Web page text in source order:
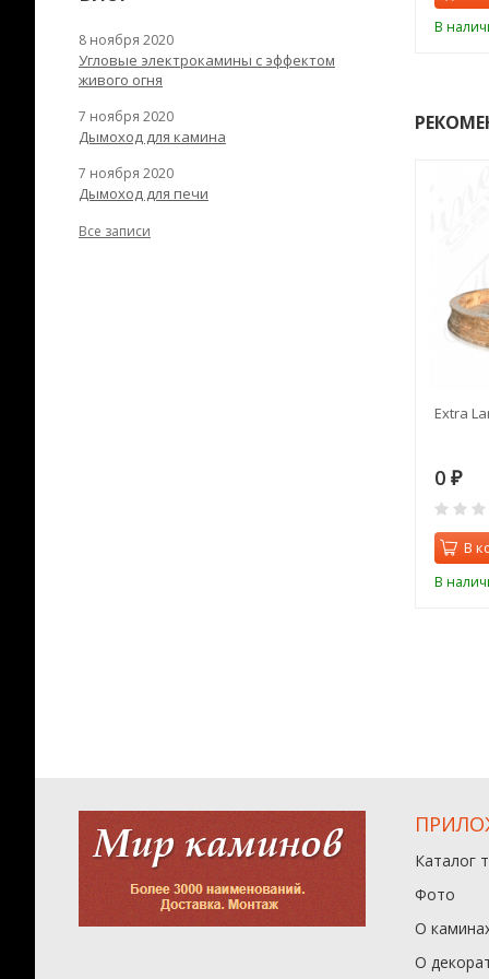
В
Extra
0 ₽
В
В
8 ноября 2020
Угловые электрокамины с эффектом
живого огня
7 ноября 2020
Дымоход для камина
7 ноября 2020
Дымоход для печи
Все записи
Каталог
Фото
О
О